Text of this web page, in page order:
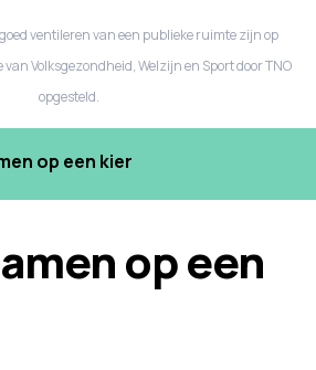
ventileren van een publieke ruimte zijn op
Volksgezondheid, Welzijn en Sport door TNO
opgesteld.
op een kier
op een